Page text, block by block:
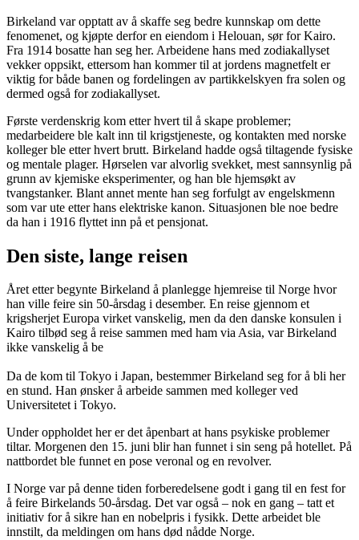
Birkeland var opptatt av å skaffe seg bedre kunnskap om dette
fenomenet, og kjøpte derfor en eiendom i Helouan, sør for Kairo.
Fra 1914 bosatte han seg her. Arbeidene hans med zodiakallyset
vekker oppsikt, ettersom han kommer til at jordens magnetfelt er
viktig for både banen og fordelingen av partikkelskyen fra solen og
dermed også for zodiakallyset.
Første verdenskrig kom etter hvert til å skape problemer;
medarbeidere ble kalt inn til krigstjeneste, og kontakten med norske
kolleger ble etter hvert brutt. Birkeland hadde også tiltagende fysiske
og mentale plager. Hørselen var alvorlig svekket, mest sannsynlig på
grunn av kjemiske eksperimenter, og han ble hjemsøkt av
tvangstanker. Blant annet mente han seg forfulgt av engelskmenn
som var ute etter hans elektriske kanon. Situasjonen ble noe bedre
da han i 1916 flyttet inn på et pensjonat.
Den siste, lange reisen
Året etter begynte Birkeland å planlegge hjemreise til Norge hvor
han ville feire sin 50-årsdag i desember. En reise gjennom et
krigsherjet Europa virket vanskelig, men da den danske konsulen i
Kairo tilbød seg å reise sammen med ham via Asia, var Birkeland
ikke vanskelig å be
Da de kom til Tokyo i Japan, bestemmer Birkeland seg for å bli her
en stund. Han ønsker å arbeide sammen med kolleger ved
Universitetet i Tokyo.
Under oppholdet her er det åpenbart at hans psykiske problemer
tiltar. Morgenen den 15. juni blir han funnet i sin seng på hotellet. På
nattbordet ble funnet en pose veronal og en revolver.
I Norge var på denne tiden forberedelsene godt i gang til en fest for
å feire Birkelands 50-årsdag. Det var også – nok en gang – tatt et
initiativ for å sikre han en nobelpris i fysikk. Dette arbeidet ble
innstilt, da meldingen om hans død nådde Norge.